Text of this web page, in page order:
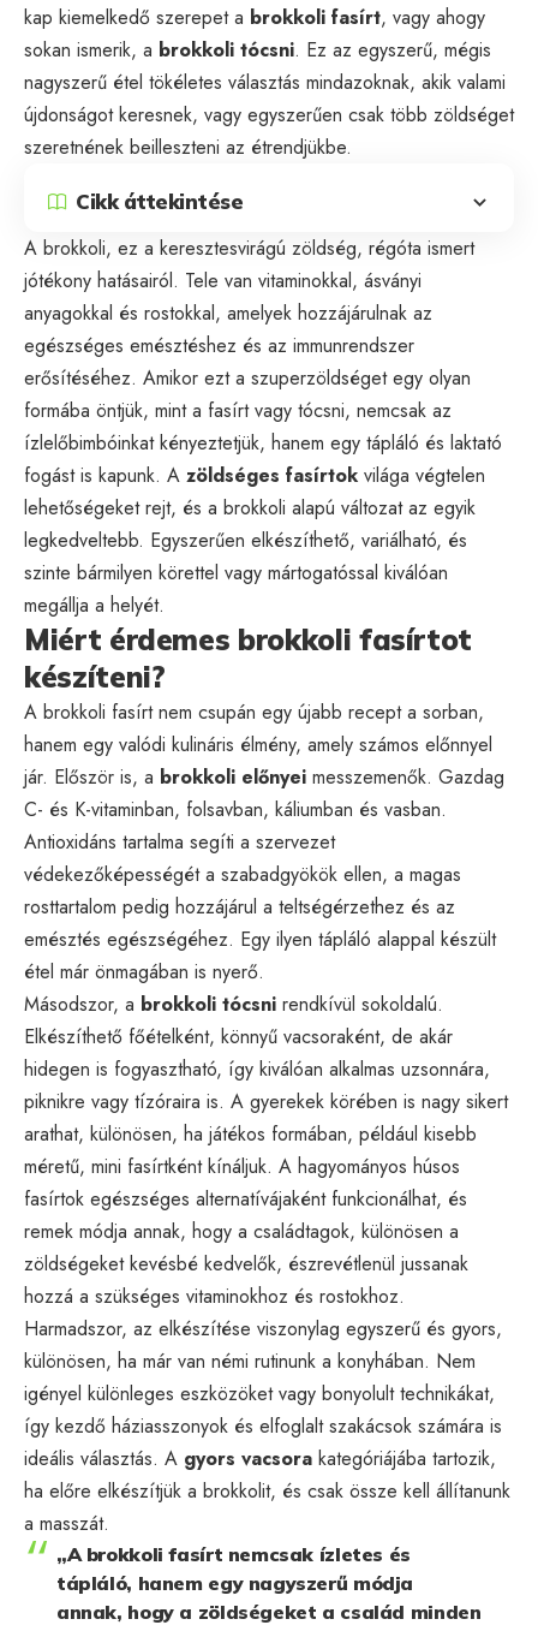
kap kiemelkedő szerepet a brokkoli fasírt, vagy ahogy
sokan ismerik, a brokkoli tócsni. Ez az egyszerű, mégis
nagyszerű étel tökéletes választás mindazoknak, akik valami
újdonságot keresnek, vagy egyszerűen csak több zöldséget
szeretnének beilleszteni az étrendjükbe.
Cikk áttekintése
A brokkoli, ez a keresztesvirágú zöldség, régóta ismert
jótékony hatásairól. Tele van vitaminokkal, ásványi
anyagokkal és rostokkal, amelyek hozzájárulnak az
egészséges emésztéshez és az immunrendszer
erősítéséhez. Amikor ezt a szuperzöldséget egy olyan
formába öntjük, mint a fasírt vagy tócsni, nemcsak az
ízlelőbimbóinkat kényeztetjük, hanem egy tápláló és laktató
fogást is kapunk. A zöldséges fasírtok világa végtelen
lehetőségeket rejt, és a brokkoli alapú változat az egyik
legkedveltebb. Egyszerűen elkészíthető, variálható, és
szinte bármilyen körettel vagy mártogatóssal kiválóan
megállja a helyét.
Miért érdemes brokkoli fasírtot
készíteni?
A brokkoli fasírt nem csupán egy újabb recept a sorban,
hanem egy valódi kulináris élmény, amely számos előnnyel
jár. Először is, a brokkoli előnyei messzemenők. Gazdag
C- és K-vitaminban, folsavban, káliumban és vasban.
Antioxidáns tartalma segíti a szervezet
védekezőképességét a szabadgyökök ellen, a magas
rosttartalom pedig hozzájárul a teltségérzethez és az
emésztés egészségéhez. Egy ilyen tápláló alappal készült
étel már önmagában is nyerő.
Másodszor, a brokkoli tócsni rendkívül sokoldalú.
Elkészíthető főételként, könnyű vacsoraként, de akár
hidegen is fogyasztható, így kiválóan alkalmas uzsonnára,
piknikre vagy tízóraira is. A gyerekek körében is nagy sikert
arathat, különösen, ha játékos formában, például kisebb
méretű, mini fasírtként kínáljuk. A hagyományos húsos
fasírtok egészséges alternatívájaként funkcionálhat, és
remek módja annak, hogy a családtagok, különösen a
zöldségeket kevésbé kedvelők, észrevétlenül jussanak
hozzá a szükséges vitaminokhoz és rostokhoz.
Harmadszor, az elkészítése viszonylag egyszerű és gyors,
különösen, ha már van némi rutinunk a konyhában. Nem
igényel különleges eszközöket vagy bonyolult technikákat,
így kezdő háziasszonyok és elfoglalt szakácsok számára is
ideális választás. A gyors vacsora kategóriájába tartozik,
ha előre elkészítjük a brokkolit, és csak össze kell állítanunk
a masszát.
„A brokkoli fasírt nemcsak ízletes és
tápláló, hanem egy nagyszerű módja
annak, hogy a zöldségeket a család minden